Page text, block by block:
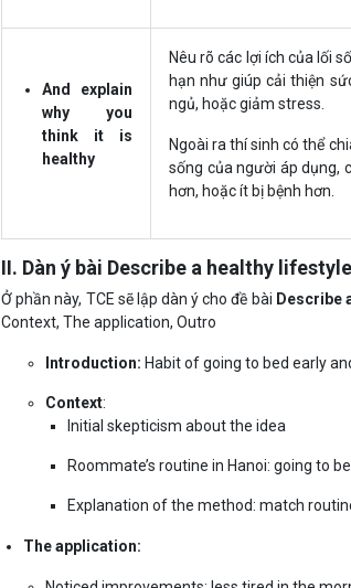
And explain
why you
think it is
healthy
Nêu rõ các lợi ích của lối
hạn như giúp cải thiện
ngủ, hoặc giảm stress.
Ngoài ra thí sinh có thể
sống của người áp dụng,
hơn, hoặc ít bị bệnh hơn.
II. Dàn ý bài Describe a healthy
Ở phần này, TCE sẽ lập dàn ý cho đề bài Describe
Context, The application, Outro
Introduction: Habit of going to bed early
Context:
Initial skepticism about the idea
Roommate’s routine in Hanoi: going to
Explanation of the method: match
The application: